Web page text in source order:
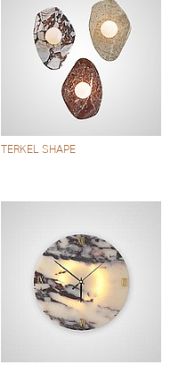
TERKEL SHAPE